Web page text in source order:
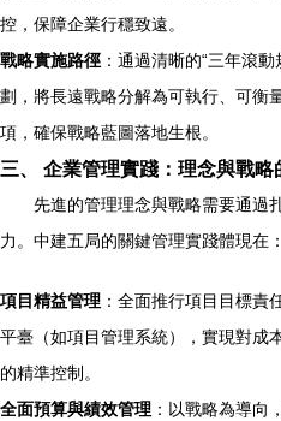
控，保障企業行穩致遠。
戰略實施路徑 ：通過清晰的“三年滾
劃，將長遠戰略分解為可執行、可衡
項，確保戰略藍圖落地生根。
三、 企業管理實踐：理念與戰略
先進的管理理念與戰略需要通過
力。中建五局的關鍵管理實踐體現在：
項目精益管理 ：全面推行項目目標責
平臺（如項目管理系統），實現對成
的精準控制。
全面預算與績效管理 ：以戰略為導向